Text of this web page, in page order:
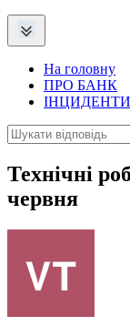
На головну
ПРО БАНК
ІНЦИДЕНТИ
Технічні
червня